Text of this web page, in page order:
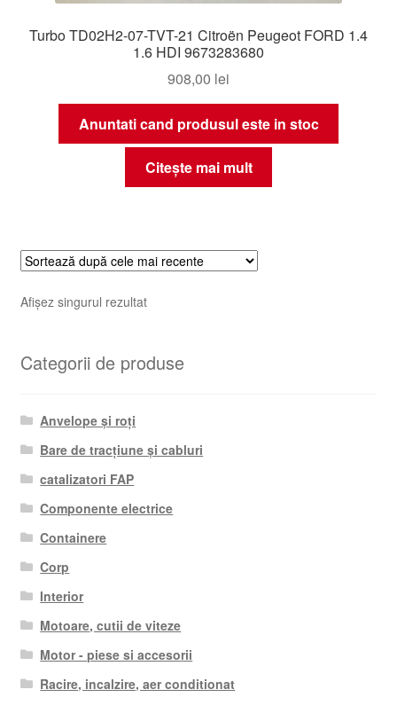
Turbo TD02H2-07-TVT-21 Citroën Peugeot FORD 1.4
1.6 HDI 9673283680
908,00 lei
Anuntati cand produsul este in stoc
Citește mai mult
Afișez singurul rezultat
Categorii de produse
Anvelope și roți
Bare de tracțiune și cabluri
catalizatori FAP
Componente electrice
Containere
Corp
Interior
Motoare, cutii de viteze
Motor - piese si accesorii
Racire, incalzire, aer conditionat